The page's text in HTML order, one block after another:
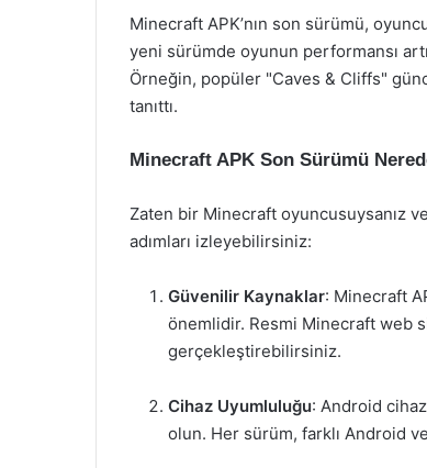
Minecraft APK’nın son sürümü,
yeni sürümde oyunun performansı
Örneğin, popüler "Caves & Cliffs"
tanıttı.
Minecraft APK Son Sürümü
Zaten bir Minecraft oyuncusuysanız
adımları izleyebilirsiniz:
Güvenilir Kaynaklar: Minecraft
önemlidir. Resmi Minecraft web
gerçekleştirebilirsiniz.
Cihaz Uyumluluğu: Android
olun. Her sürüm, farklı Android